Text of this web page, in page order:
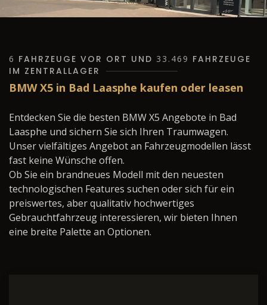
6 FAHRZEUGE VOR ORT UND 33.469 FAHRZEUGE
IM ZENTRALLAGER
BMW X5 in Bad Laasphe kaufen oder leasen
Entdecken Sie die besten BMW X5 Angebote in Bad
Laasphe und sichern Sie sich Ihren Traumwagen.
Unser vielfältiges Angebot an Fahrzeugmodellen lässt
fast keine Wünsche offen.
Ob Sie ein brandneues Modell mit den neuesten
technologischen Features suchen oder sich für ein
preiswertes, aber qualitativ hochwertiges
Gebrauchtfahrzeug interessieren, wir bieten Ihnen
eine breite Palette an Optionen.